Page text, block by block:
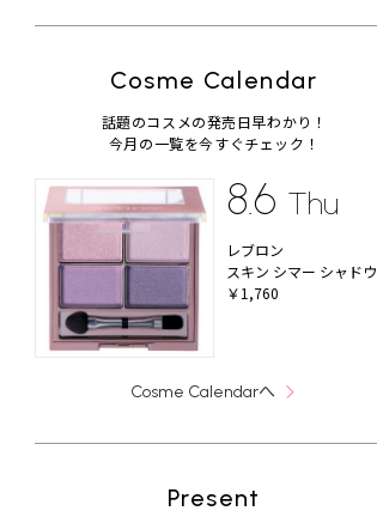
Cosme Calendar
話題のコスメの発売日早わかり！
今月の一覧を今すぐチェック！
8.6 Thu
レブロン
スキン シマー シャドウ
￥1,760
Cosme Calendarへ
Present